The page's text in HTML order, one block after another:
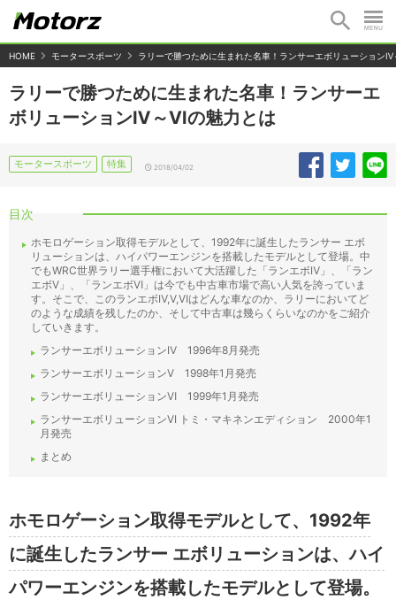
HOME モータースポーツ ラリーで勝つために生まれた名車！ランサーエボリューション
ラリーで勝つために生まれた名車！ランサーエ
ボリューションⅣ～Ⅵの魅力とは
モータースポーツ 特集 2018/04/02
目次
ホモロゲーション取得モデルとして、1992年に誕生したランサー エボ
リューションは、ハイパワーエンジンを搭載したモデルとして登場。中
でもWRC世界ラリー選手権において大活躍した「ランエボⅣ」、「ラン
エボⅤ」、「ランエボⅥ」は今でも中古車市場で高い人気を誇っていま
す。そこで、このランエボⅣ,Ⅴ,Ⅵはどんな車なのか、ラリーにおいてど
のような成績を残したのか、そして中古車は幾らくらいなのかをご紹介
していきます。
ランサーエボリューションⅣ 1996年8月発売
ランサーエボリューションⅤ 1998年1月発売
ランサーエボリューションⅥ 1999年1月発売
ランサーエボリューションVI トミ・マキネンエディション 2000年1
月発売
まとめ
ホモロゲーション取得モデルとして、1992年
に誕生したランサー エボリューションは、ハイ
パワーエンジンを搭載したモデルとして登場。